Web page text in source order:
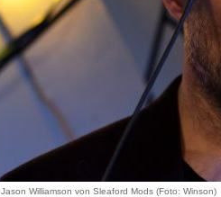
Jason Williamson von Sleaford Mods (Foto: Winson)